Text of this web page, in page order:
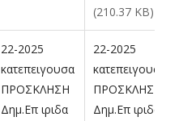
(210.37 KB)
22-2025
κατεπειγουσα
ΠΡΟΣΚΛΗΣΗ
Δημ.Επ ιριδα
22-2025
κατεπειγουσα
ΠΡΟΣΚΛΗΣΗ
Δημ.Επ ιριδα.pdf